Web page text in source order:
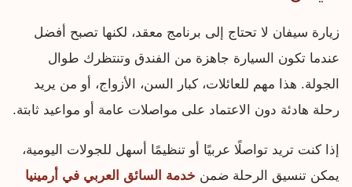
زيارة سيفان لا تحتاج إلى برنامج معقد، لكنها تصبح أفضل
عندما تكون السيارة جاهزة من الفندق وتنتظرك طوال
الجولة. هذا مهم للعائلات، كبار السن، الأزواج، أو من يريد
رحلة هادئة دون الاعتماد على مواصلات عامة أو مواعيد ثابتة.
إذا كنت تريد تواصلًا عربيًا أو تنظيمًا أسهل للجولات اليومية،
يمكن تنسيق الرحلة ضمن خدمة السائق العربي في أرمينيا